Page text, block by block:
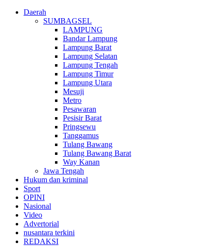
Daerah
SUMBAGSEL
LAMPUNG
Bandar Lampung
Lampung Barat
Lampung Selatan
Lampung Tengah
Lampung Timur
Lampung Utara
Mesuji
Metro
Pesawaran
Pesisir Barat
Pringsewu
Tanggamus
Tulang Bawang
Tulang Bawang Barat
Way Kanan
Jawa Tengah
Hukum dan kriminal
Sport
OPINI
Nasional
Video
Advertorial
nusantara terkini
REDAKSI